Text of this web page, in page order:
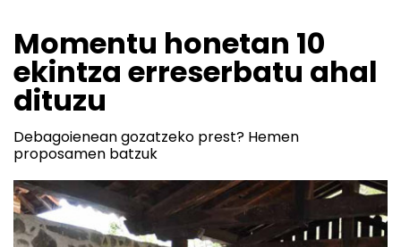
Momentu honetan 10
ekintza erreserbatu ahal
dituzu
Debagoienean gozatzeko prest? Hemen
proposamen batzuk